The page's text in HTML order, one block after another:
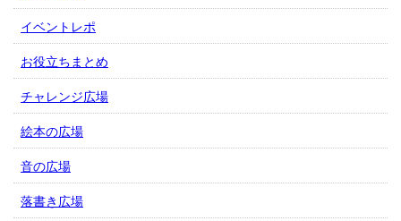
イベントレポ
お役立ちまとめ
チャレンジ広場
絵本の広場
音の広場
落書き広場